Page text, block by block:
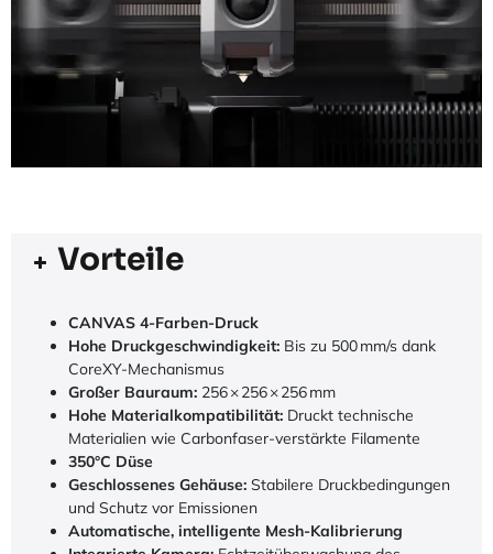
Vorteile
CANVAS 4-Farben-Druck
Hohe Druckgeschwindigkeit: Bis zu 500 mm/s dank
CoreXY-Mechanismus
Großer Bauraum: 256 × 256 × 256 mm
Hohe Materialkompatibilität: Druckt technische
Materialien wie Carbonfaser-verstärkte Filamente
350°C Düse
Geschlossenes Gehäuse: Stabilere Druckbedingungen
und Schutz vor Emissionen
Automatische, intelligente Mesh-Kalibrierung